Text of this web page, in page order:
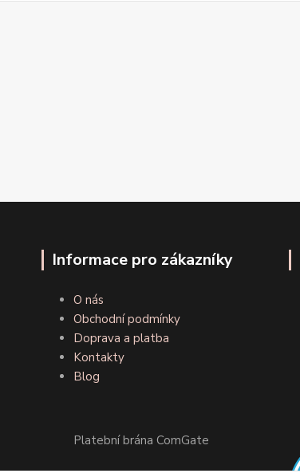
Informace pro zákazníky
O nás
Obchodní podmínky
Doprava a platba
Kontakty
Blog
Platební brána ComGate